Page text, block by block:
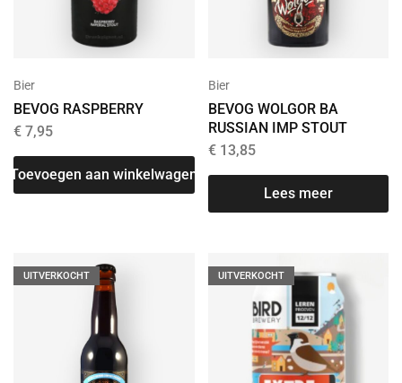
Bier
BEVOG RASPBERRY
€ 7,95
Toevoegen aan winkelwagen
Bier
BEVOG WOLGOR BA
RUSSIAN IMP STOUT
€13,85
Lees meer
UITVERKOCHT UITVERKOCHT